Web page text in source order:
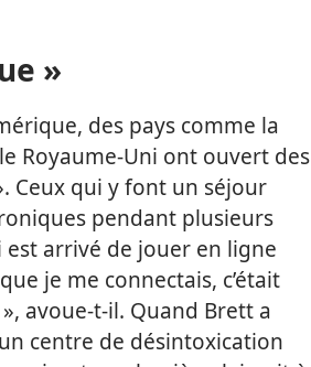
»
des pays comme la
Royaume-Uni ont ouvert des
Ceux qui y font un séjour
pendant plusieurs
arrivé de jouer en ligne
je me connectais, c’était
», avoue-​t-​il. Quand Brett a
centre de désintoxication